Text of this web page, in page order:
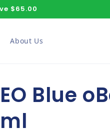
$65.00
About Us
Blue